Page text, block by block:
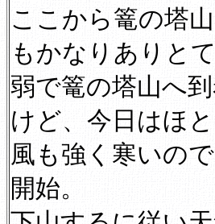
ここから篭の塔
もかなりありと
弱で篭の塔山へ
けど、今日はほ
風も強く寒いの
開始。